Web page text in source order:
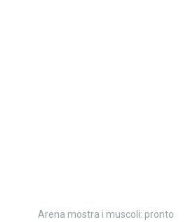
Arena mostra i muscoli: pronto